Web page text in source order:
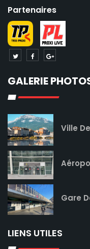
Partenaires
GALERIE
Ville
Gare
LIENS UTILES